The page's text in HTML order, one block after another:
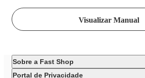
Visualizar Manual
Sobre a Fast Shop
Portal de Privacidade